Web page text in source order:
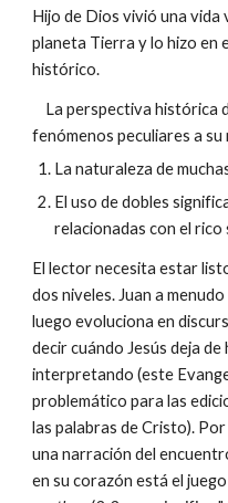
Hijo de Dios vivió una vida
planeta Tierra y lo hizo en
histórico.
La perspectiva histórica
fenómenos peculiares a
La naturaleza de
El uso de dobles
relacionadas con el rico
El lector necesita estar
dos niveles. Juan a
luego evoluciona en
decir cuándo Jesús deja
interpretando (este
problemático para las
las palabras de Cristo).
una narración del
en su corazón está el